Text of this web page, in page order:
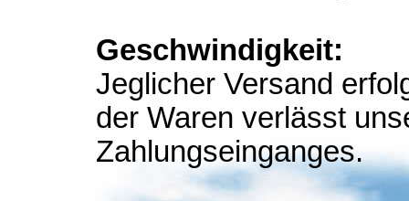
Geschwindigkeit:
Jeglicher Versand
der Waren verlässt
Zahlungseinganges.